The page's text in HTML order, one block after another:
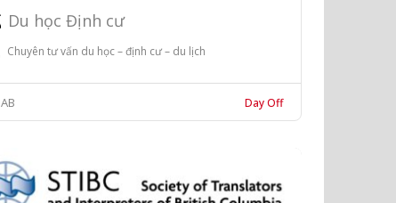
Du học Định cư
Chuyên tư vấn du học – định cư – du lịch
AB Day Off